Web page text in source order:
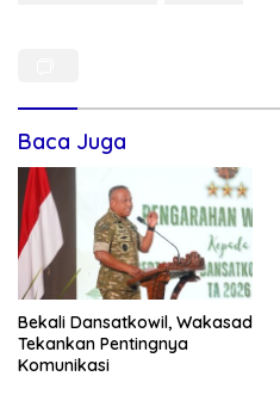
Baca Juga
Bekali Dansatkowil, Wakasad
Tekankan Pentingnya
Komunikasi